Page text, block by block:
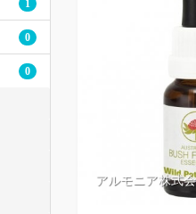
1
0
0
アルモニア株式